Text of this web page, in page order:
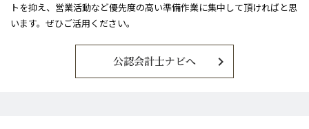
トを抑え、営業活動など優先度の高い準備作業に集中して頂ければと思
います。ぜひご活用ください。
公認会計士ナビへ chevron_right